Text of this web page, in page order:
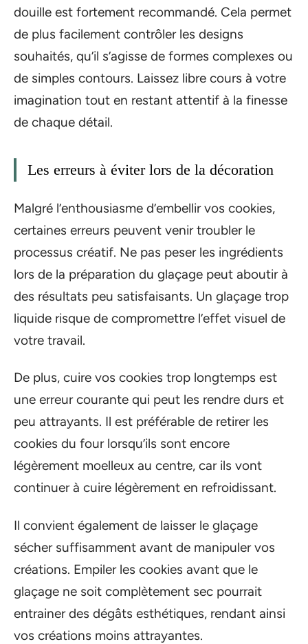
douille est fortement recommandé. Cela permet
de plus facilement contrôler les designs
souhaités, qu’il s’agisse de formes complexes ou
de simples contours. Laissez libre cours à votre
imagination tout en restant attentif à la finesse
de chaque détail.
Les erreurs à éviter lors de la décoration
Malgré l’enthousiasme d’embellir vos cookies,
certaines erreurs peuvent venir troubler le
processus créatif. Ne pas peser les ingrédients
lors de la préparation du glaçage peut aboutir à
des résultats peu satisfaisants. Un glaçage trop
liquide risque de compromettre l’effet visuel de
votre travail.
De plus, cuire vos cookies trop longtemps est
une erreur courante qui peut les rendre durs et
peu attrayants. Il est préférable de retirer les
cookies du four lorsqu’ils sont encore
légèrement moelleux au centre, car ils vont
continuer à cuire légèrement en refroidissant.
Il convient également de laisser le glaçage
sécher suffisamment avant de manipuler vos
créations. Empiler les cookies avant que le
glaçage ne soit complètement sec pourrait
entrainer des dégâts esthétiques, rendant ainsi
vos créations moins attrayantes.